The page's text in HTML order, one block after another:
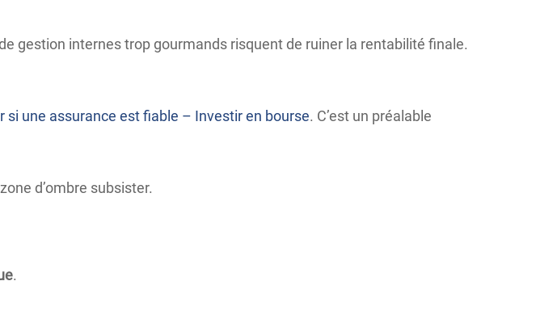
gestion internes trop gourmands risquent de ruiner la rentabilité finale.
si une assurance est fiable – Investir en bourse. C’est un préalable
d’ombre subsister.
.